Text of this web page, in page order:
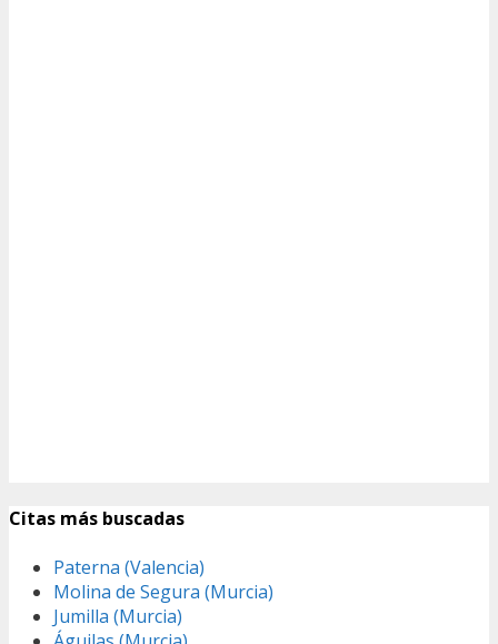
Citas más buscadas
Paterna (Valencia)
Molina de Segura (Murcia)
Jumilla (Murcia)